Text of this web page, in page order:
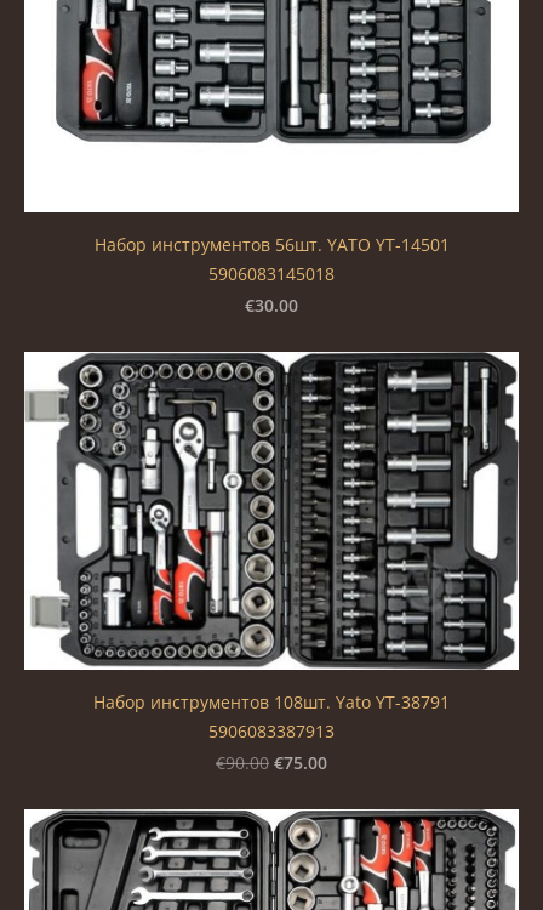
Набор инструментов 56шт. YATO YT-14501
5906083145018
€30.00
Набор инструментов 108шт. Yato YT-38791
5906083387913
€90.00 €75.00